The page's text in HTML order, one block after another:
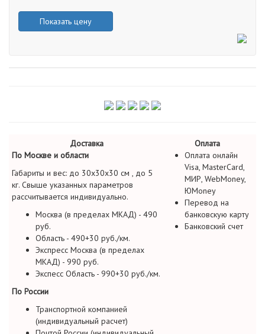
Показать цену
Доставка
Оплата
По Москве и области
Габариты и вес: до 30х30х30 см , до 5
кг. Свыше указанных параметров
рассчитывается индивидуально.
Москва (в пределах МКАД) - 490
руб.
Область - 490+30 руб./км.
Экспресс Москва (в пределах
МКАД) - 990 руб.
Экспесс Область - 990+30 руб./км.
По России
Транспортной компанией
(индивидуальный расчет)
Оплата онлайн
Visa, MasterCard,
МИР, WebMoney,
ЮMoney
Перевод на
банковскую карту
Банковский счет